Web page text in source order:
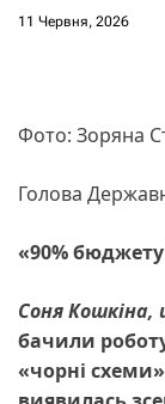
11 Червня, 2026
Фото: Зоряна
Голова
«90%
Соня
бачили
«чорні